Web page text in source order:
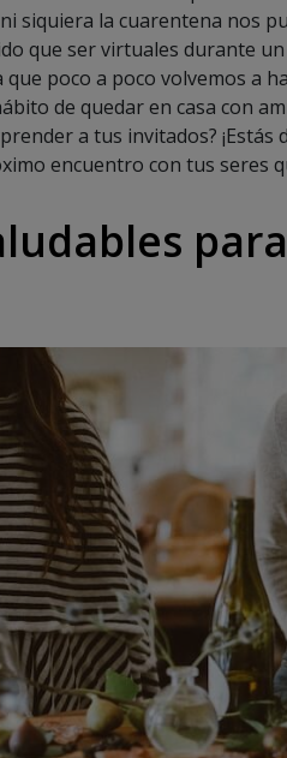
siquiera la cuarentena nos
que ser virtuales durante
poco a poco volvemos a
de quedar en casa con
a tus invitados?
encuentro con tus seres